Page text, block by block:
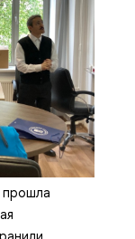
прошла